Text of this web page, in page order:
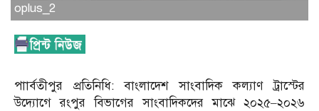
oplus_2
পাার্বতীপুর প্রতিনিধি: বাংলাদেশ সাংবাদিক কল্যাণ ট্রাস্টের
উদ্যোগে রংপুর বিভাগের সাংবাদিকদের মাঝে ২০২৫–২০২৬